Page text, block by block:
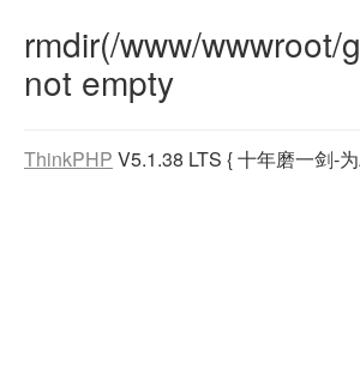
rmdir(/www/
not empty
ThinkPHP V5.1.38 LTS { 十年磨一剑-